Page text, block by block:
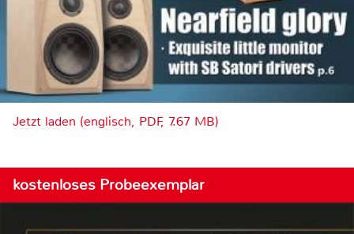
Jetzt laden (englisch, PDF, 7.67 MB)
kostenloses Probeexemplar